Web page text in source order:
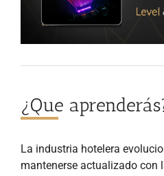
¿Que
La industria hotelera
mantenerse actualizado con